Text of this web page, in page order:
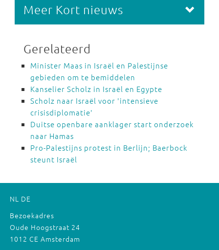
Meer Kort nieuws
Gerelateerd
Minister Maas in Israël en Palestijnse
gebieden om te bemiddelen
Kanselier Scholz in Israël en Egypte
Scholz naar Israël voor 'intensieve
crisisdiplomatie'
Duitse openbare aanklager start onderzoek
naar Hamas
Pro-Palestijns protest in Berlijn; Baerbock
steunt Israël
NL DE
Bezoekadres
Oude Hoogstraat 24
1012 CE Amsterdam